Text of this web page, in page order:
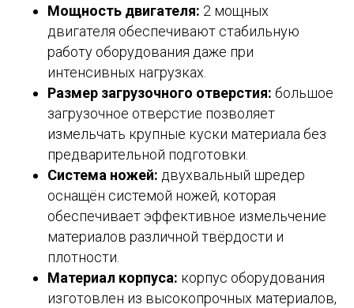
Мощность двигателя: 2 мощных
двигателя обеспечивают стабильную
работу оборудования даже при
интенсивных нагрузках.
Размер загрузочного отверстия: большое
загрузочное отверстие позволяет
измельчать крупные куски материала без
предварительной подготовки.
Система ножей: двухвальный шредер
оснащён системой ножей, которая
обеспечивает эффективное измельчение
материалов различной твёрдости и
плотности.
Материал корпуса: корпус оборудования
изготовлен из высокопрочных материалов,